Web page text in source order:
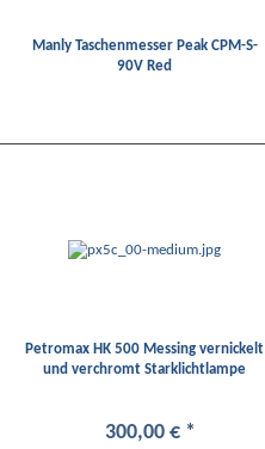
Manly Taschenmesser Peak CPM-S-
90V Red
Petromax HK 500 Messing vernickelt
und verchromt Starklichtlampe
300,00 € *